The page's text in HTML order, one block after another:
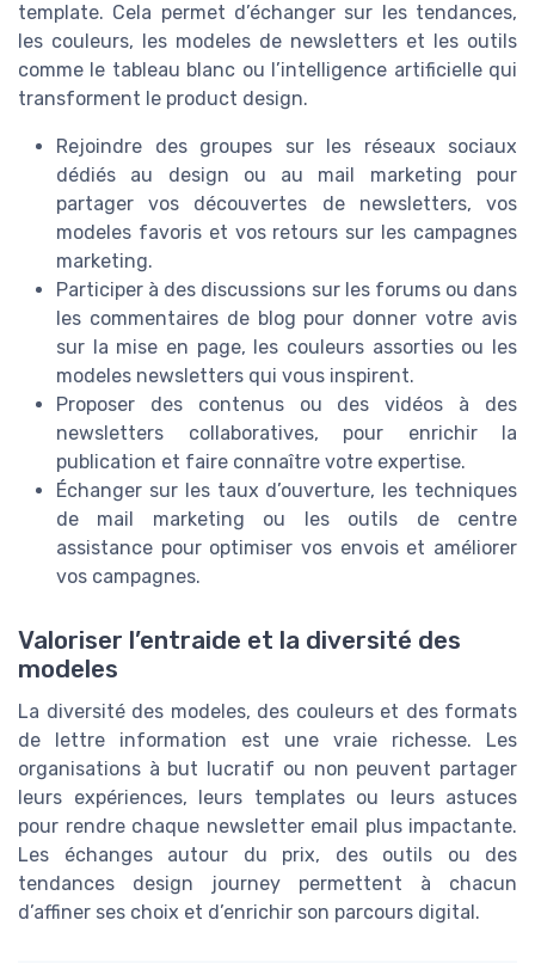
template. Cela permet d’échanger sur les tendances,
les couleurs, les modeles de newsletters et les outils
comme le tableau blanc ou l’intelligence artificielle qui
transforment le product design.
Rejoindre des groupes sur les réseaux sociaux
dédiés au design ou au mail marketing pour
partager vos découvertes de newsletters, vos
modeles favoris et vos retours sur les campagnes
marketing.
Participer à des discussions sur les forums ou dans
les commentaires de blog pour donner votre avis
sur la mise en page, les couleurs assorties ou les
modeles newsletters qui vous inspirent.
Proposer des contenus ou des vidéos à des
newsletters collaboratives, pour enrichir la
publication et faire connaître votre expertise.
Échanger sur les taux d’ouverture, les techniques
de mail marketing ou les outils de centre
assistance pour optimiser vos envois et améliorer
vos campagnes.
Valoriser l’entraide et la diversité des
modeles
La diversité des modeles, des couleurs et des formats
de lettre information est une vraie richesse. Les
organisations à but lucratif ou non peuvent partager
leurs expériences, leurs templates ou leurs astuces
pour rendre chaque newsletter email plus impactante.
Les échanges autour du prix, des outils ou des
tendances design journey permettent à chacun
d’affiner ses choix et d’enrichir son parcours digital.